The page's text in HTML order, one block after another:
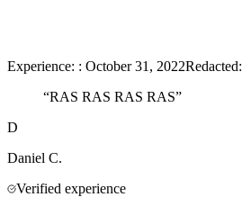
Experience: : October 31, 2022Redacted:
“RAS RAS RAS RAS”
D
Daniel C.
Verified experience